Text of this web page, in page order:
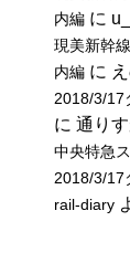
内編 に
現美新幹
内編 に
2018/3/17
に 通り
中央特急
2018/3/17
rail-diary